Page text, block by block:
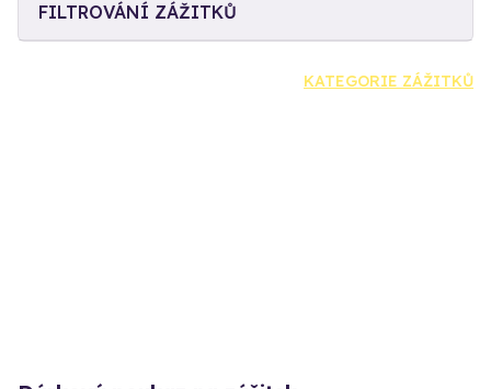
FILTROVÁNÍ ZÁŽITKŮ
KATEGORIE ZÁŽITKŮ